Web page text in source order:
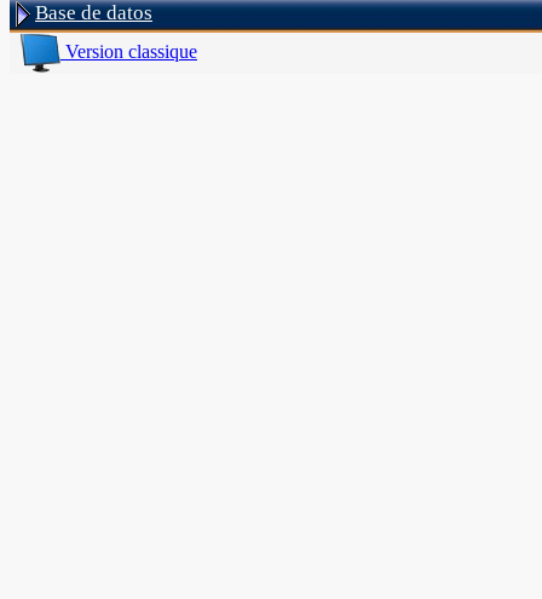
Base de datos
Version classique